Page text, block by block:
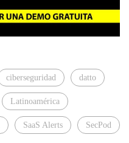
ciberseguridad datto
Latinoamérica
SaaS Alerts SecPod